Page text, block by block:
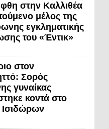
στην Καλλιθέα
μέλος της
εγκληματικής
του «Έντικ»
στον
Σορός
γυναίκας
κοντά στο
Ισιδώρων